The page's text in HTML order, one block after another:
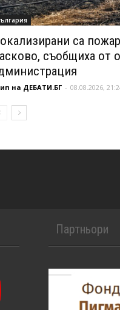
са
съобщиха от
на ДЕБАТИ.БГ - 08.08.2026,
Партньори